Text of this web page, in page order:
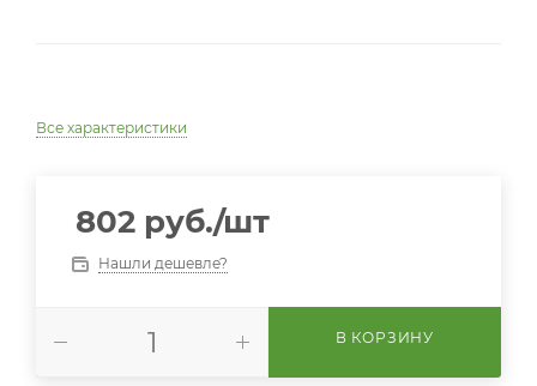
Все характеристики
802 руб./шт
Нашли дешевле?
В КОРЗИНУ